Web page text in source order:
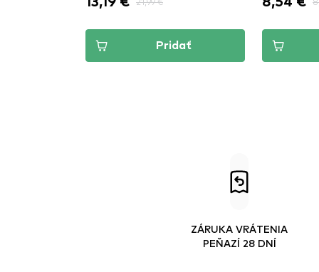
Pridať
ZÁRUKA VRÁTENIA
PEŇAZÍ 28 DNÍ